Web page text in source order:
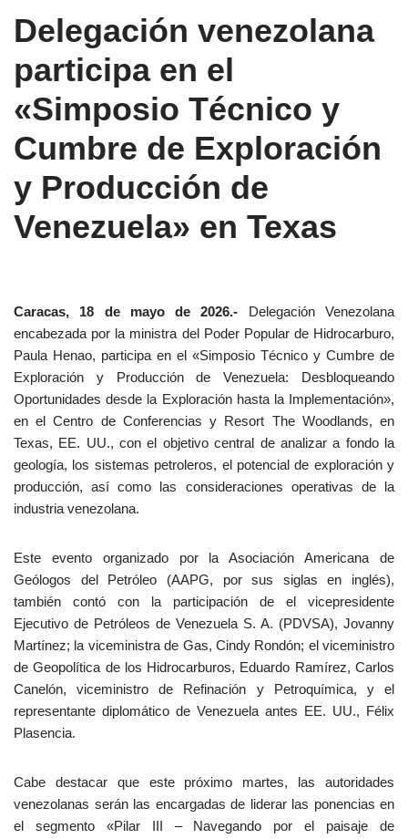
Delegación venezolana
participa en el
«Simposio Técnico y
Cumbre de Exploración
y Producción de
Venezuela» en Texas
Caracas, 18 de mayo de 2026.- Delegación Venezolana
encabezada por la ministra del Poder Popular de Hidrocarburo,
Paula Henao, participa en el «Simposio Técnico y Cumbre de
Exploración y Producción de Venezuela: Desbloqueando
Oportunidades desde la Exploración hasta la Implementación»,
en el Centro de Conferencias y Resort The Woodlands, en
Texas, EE. UU., con el objetivo central de analizar a fondo la
geología, los sistemas petroleros, el potencial de exploración y
producción, así como las consideraciones operativas de la
industria venezolana.
Este evento organizado por la Asociación Americana de
Geólogos del Petróleo (AAPG, por sus siglas en inglés),
también contó con la participación de el vicepresidente
Ejecutivo de Petróleos de Venezuela S. A. (PDVSA), Jovanny
Martínez; la viceministra de Gas, Cindy Rondón; el viceministro
de Geopolítica de los Hidrocarburos, Eduardo Ramírez, Carlos
Canelón, viceministro de Refinación y Petroquímica, y el
representante diplomático de Venezuela antes EE. UU., Félix
Plasencia.
Cabe destacar que este próximo martes, las autoridades
venezolanas serán las encargadas de liderar las ponencias en
el segmento «Pilar III – Navegando por el paisaje de